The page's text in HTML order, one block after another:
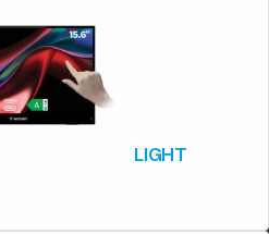
Verbatim PMT-15 Full HD Touch Monitor LIGHT